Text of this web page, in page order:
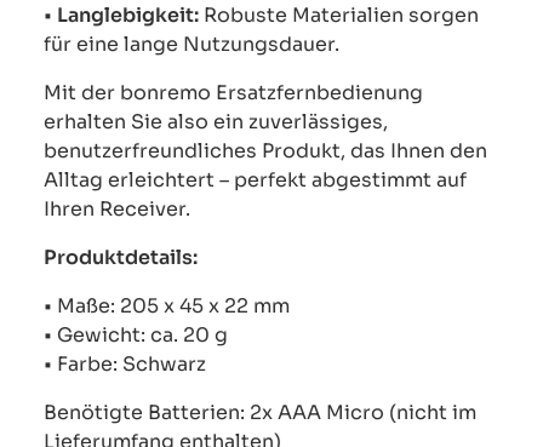
• Langlebigkeit: Robuste Materialien sorgen
für eine lange Nutzungsdauer.
Mit der bonremo Ersatzfernbedienung
erhalten Sie also ein zuverlässiges,
benutzerfreundliches Produkt, das Ihnen den
Alltag erleichtert – perfekt abgestimmt auf
Ihren Receiver.
Produktdetails:
• Maße: 205 x 45 x 22 mm
• Gewicht: ca. 20 g
• Farbe: Schwarz
Benötigte Batterien: 2x AAA Micro (nicht im
Lieferumfang enthalten)